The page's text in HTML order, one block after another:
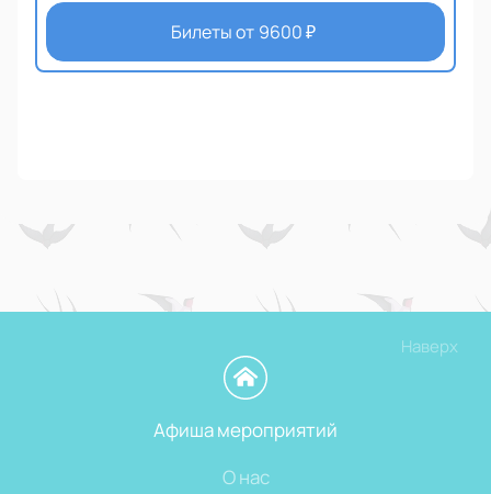
Билеты от 9600₽
Наверх
Афиша мероприятий
О нас